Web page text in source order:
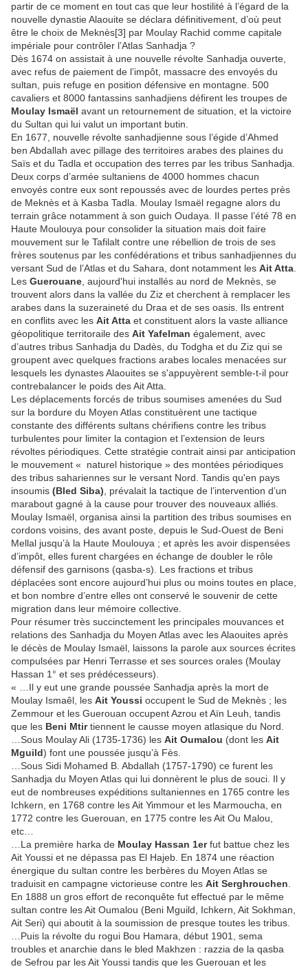
partir de ce moment en tout cas que leur hostilité à l’égard de la
nouvelle dynastie Alaouite se déclara définitivement, d’où peut
être le choix de Meknès[3] par Moulay Rachid comme capitale
impériale pour contrôler l’Atlas Sanhadja ?
Dès 1674 on assistait à une nouvelle révolte Sanhadja ouverte,
avec refus de paiement de l’impôt, massacre des envoyés du
sultan, puis refuge en position défensive en montagne. 500
cavaliers et 8000 fantassins sanhadjiens défirent les troupes de
Moulay Ismaël avant un retournement de situation, et la victoire
du Sultan qui lui valut un important butin.
En 1677, nouvelle révolte sanhadjienne sous l’égide d’Ahmed
ben Abdallah avec pillage des territoires arabes des plaines du
Saïs et du Tadla et occupation des terres par les tribus Sanhadja.
Deux corps d’armée sultaniens de 4000 hommes chacun
envoyés contre eux sont repoussés avec de lourdes pertes près
de Meknès et à Kasba Tadla. Moulay Ismaël regagne alors du
terrain grâce notamment à son guich Oudaya. Il passe l’été 78 en
Haute Moulouya pour consolider la situation mais doit faire
mouvement sur le Tafilalt contre une rébellion de trois de ses
frères soutenus par les confédérations et tribus sanhadjiennes du
versant Sud de l’Atlas et du Sahara, dont notamment les Ait Atta
Les Guerouane , aujourd'hui installés au nord de Meknès, se
trouvent alors dans la vallée du Ziz et cherchent à remplacer les
arabes dans la suzeraineté du Draa et de ses oasis. Ils entrent
en conflits avec les Ait Atta et constituent alors la vaste alliance
géopolitique territoraile des Ait Yafelman également, avec
d’autres tribus Sanhadja du Dadès, du Todgha et du Ziz qui se
groupent avec quelques fractions arabes locales menacées sur
lesquels les dynastes Alaouites se s'appuyèrent semble-t-il pour
contrebalancer le poids des Ait Atta.
Les déplacements forcés de tribus soumises amenées du Sud
sur la bordure du Moyen Atlas constituèrent une tactique
constante des différents sultans chérifiens contre les tribus
turbulentes pour limiter la contagion et l’extension de leurs
révoltes périodiques. Cette stratégie contrait ainsi par anticipation
le mouvement « naturel historique » des montées périodiques
des tribus sahariennes sur le versant Nord. Tandis qu'en pays
insoumis (Bled Siba) , prévalait la tactique de l’intervention d’un
marabout gagné à la cause pour trouver des nouveaux alliés.
Moulay Ismaël, organisa ainsi la partition des tribus soumises en
cordons voisins, des avant poste, depuis le Sud-Ouest de Beni
Mellal jusqu’à la Haute Moulouya ; et après les avoir dispensées
d’impôt, elles furent chargées en échange de doubler le rôle
défensif des garnisons (qasba-s). Les fractions et tribus
déplacées sont encore aujourd’hui plus ou moins toutes en place,
et bon nombre d’entre elles ont conservé le souvenir de cette
migration dans leur mémoire collective.
Pour résumer très succinctement les principales mouvances et
relations des Sanhadja du Moyen Atlas avec les Alaouites après
le décès de Moulay Ismaël, laissons la parole aux sources écrites
compulsées par Henri Terrasse et ses sources orales (Moulay
Hassan 1° et ses prédécesseurs).
« …Il y eut une grande poussée Sanhadja après la mort de
Moulay Ismaêl, les Ait Youssi occupent le Sud de Meknès ; les
Zemmour et les Guerouan occupent Azrou et Aïn Leuh, tandis
que les Beni Mtirtiennent le causse moyen atlasique du Nord.
…Sous Moulay Ali (1735-1736) les Ait Oumalou (dont les Ait
Mguild) font une poussée jusqu’à Fès.
…Sous Sidi Mohamed B. Abdallah (1757-1790) ce furent les
Sanhadja du Moyen Atlas qui lui donnèrent le plus de souci. Il y
eut de nombreuses expéditions sultaniennes en 1765 contre les
Ichkern, en 1768 contre les Ait Yimmour et les Marmoucha, en
1772 contre les Guerouan, en 1775 contre les Ait Ou Malou,
etc…
…La première harka de Moulay Hassan 1erfut battue chez les
Ait Youssi et ne dépassa pas El Hajeb. En 1874 une réaction
énergique du sultan contre les berbères du Moyen Atlas se
traduisit en campagne victorieuse contre les Ait Serghrouchen
En 1888 un gros effort de reconquête fut effectué par le même
sultan contre les Ait Oumalou (Beni Mguild, Ichkern, Ait Sokhman,
Ait Seri) qui aboutit à la soumission de presque toutes les tribus.
…Puis la révolte du rogui Bou Hamara, début 1901, sema
troubles et anarchie dans le bled Makhzen : razzia de la qasba
de Sefrou par les Ait Youssi tandis que les Guerouan et les